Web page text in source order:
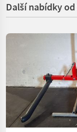
Další nabídky